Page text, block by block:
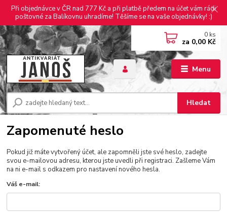
Při objednávce v ČR nad 777 Kč a při platbě předem na účet vám rádi
poštovné za Balíkovnu uhradíme! Těšíme se na vaše objednávky! :)
Menu
Hledat
0 ks
za 0,00 Kč
Zapomenuté heslo
Pokud již máte vytvořený účet, ale zapomněli jste své heslo, zadejte
svou e-mailovou adresu, kterou jste uvedli při registraci. Zašleme Vám
na ni e-mail s odkazem pro nastavení nového hesla.
Váš e-mail: